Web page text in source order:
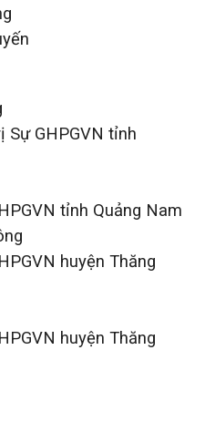
Sự GHPGVN tỉnh
tỉnh Quảng Nam
huyện Thăng
huyện Thăng